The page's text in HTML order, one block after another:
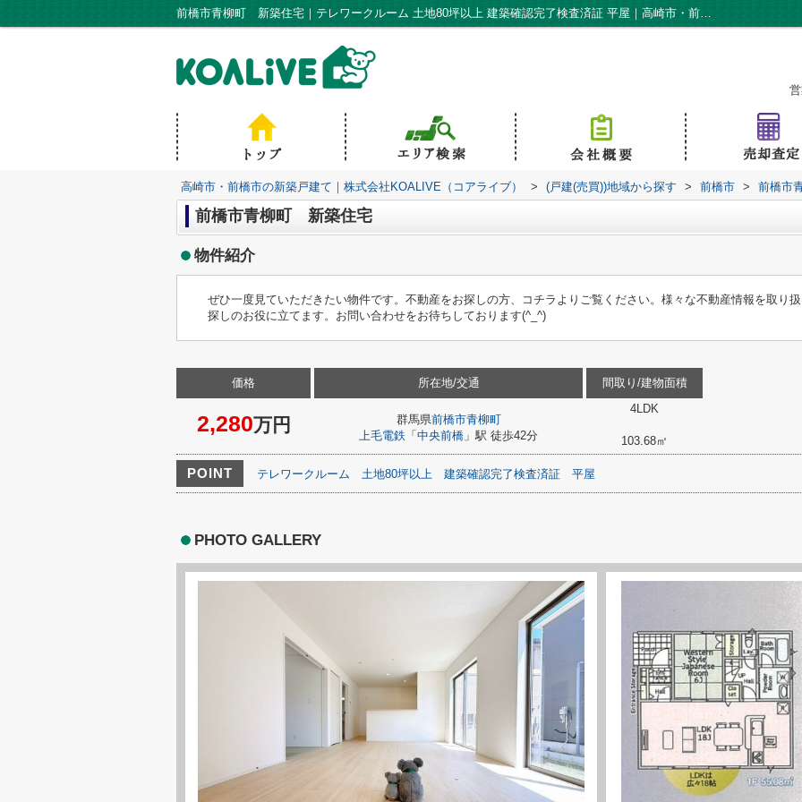
前橋市青柳町 新築住宅｜テレワークルーム 土地80坪以上 建築確認完了検査済証 平屋｜高崎市・前橋市の新築戸建て｜株式会社KOALIVE（コアライブ）
高崎市・前橋市の新築戸建て｜株式会社KOALIVE（コアライブ） > (戸建(売買))地域から探す > 前橋市 > 前橋市
前橋市青柳町 新築住宅
物件紹介
ぜひ一度見ていただきたい物件です。不動産をお探しの方、コチラよりご覧ください。様々な不動産情報を取り
探しのお役に立てます。お問い合わせをお待ちしております(^_^)
価格
2,280万円
所在地/交通
群馬県前橋市青柳町
上毛電鉄 「 中央前橋 」駅 徒歩42分
間取り/建物面積
4LDK
103.68㎡
POINT テレワークルーム 土地80坪以上 建築確認完了検査済証 平屋
PHOTO GALLERY